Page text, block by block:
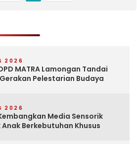
2026
MATRA Lamongan Tandai
Pelestarian Budaya
2026
Media Sensorik
Berkebutuhan Khusus